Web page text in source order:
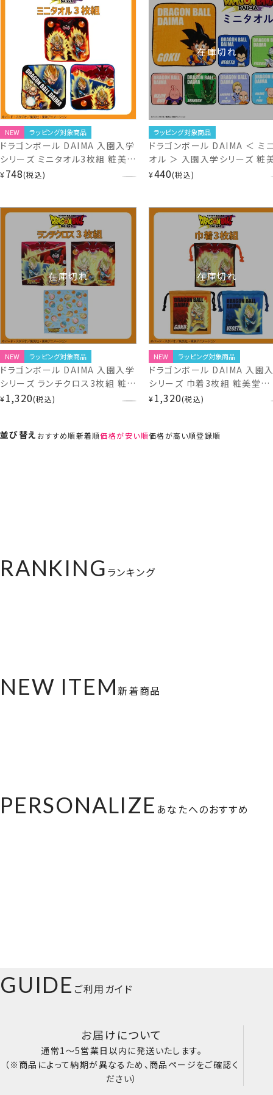
NEW ラッピング対象商品
ドラゴンボール DAIMA 入園入学
シリーズ ミニタオル3枚組 粧美堂
shobido
¥748 税込
在庫切れ
ラッピング対象商品
ドラゴンボール DAIMA ＜ ミ
オル ＞ 入園入学シリーズ 粧
SHOBIDO
¥440 税込
在庫切れ
NEW ラッピング対象商品
ドラゴンボール DAIMA 入園入学
シリーズ ランチクロス3枚組 粧美
堂 shobido
¥1,320 税込
在庫切れ
NEW ラッピング対象商品
ドラゴンボール DAIMA 入園
シリーズ 巾着3枚組 粧美堂
shobido
¥1,320 税込
並び替え おすすめ順新着順価格が安い順価格が高い順登録順
RANKING ランキング
NEW ITEM新着商品
PERSONALIZE あなたへのおすすめ
GUIDE ご利用ガイド
お届けについて
通常1～5営業日以内に発送いたします。
（※商品によって納期が異なるため、商品ページをご確認く
ださい）